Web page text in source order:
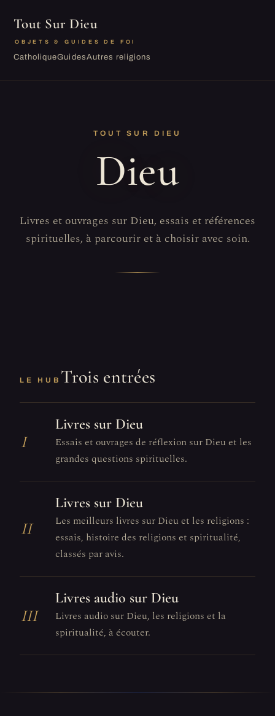
Tout Sur Dieu
OBJETS & GUIDES DE FOI
CatholiqueGuidesAutres religions
TOUT SUR DIEU
Dieu
Livres et ouvrages sur Dieu, essais et références
spirituelles, à parcourir et à choisir avec soin.
LE HUB Trois entrées
I
Livres sur Dieu
Essais et ouvrages de réflexion sur Dieu et les
grandes questions spirituelles.
II
Livres sur Dieu
Les meilleurs livres sur Dieu et les religions :
essais, histoire des religions et spiritualité,
classés par avis.
III
Livres audio sur Dieu
Livres audio sur Dieu, les religions et la
spiritualité, à écouter.